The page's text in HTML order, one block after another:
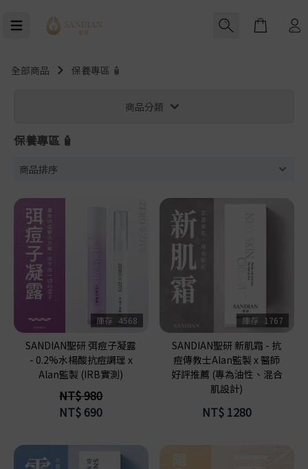
Cart
全部商品 保養專區 🧴
商品分類
保養專區 🧴
庫存 4568
SANDIAN聖研 弭痘子凝露
- 0.2%水楊酸抗痘調理 x
Alan監製 (IRB實測)
NT$ 980
NT$ 690
庫存 1767
SANDIAN聖研 新肌霜 - 抗
痘傳教士Alan監製 x 醫師
好評推薦 (專為油性、混合
肌設計)
NT$1280